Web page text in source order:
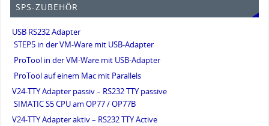
SPS-ZUBEHÖR
USB RS232 Adapter
STEP5 in der VM-Ware mit USB-Adapter
ProTool in der VM-Ware mit USB-Adapter
ProTool auf einem Mac mit Parallels
V24-TTY Adapter passiv – RS232 TTY passive
SIMATIC S5 CPU am OP77 / OP77B
V24-TTY Adapter aktiv – RS232 TTY Active